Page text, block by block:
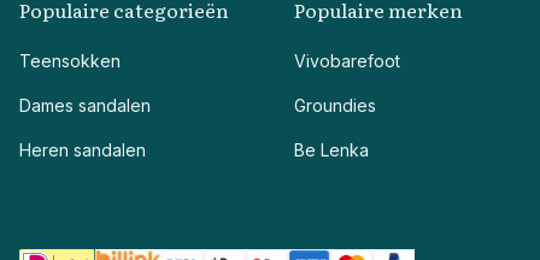
Populaire categorieën
Teensokken
Dames sandalen
Heren sandalen
Populaire merken
Vivobarefoot
Groundies
Be Lenka